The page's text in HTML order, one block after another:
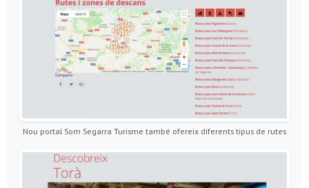
Nou portal Som Segarra Turisme també ofereix diferents tipus de rutes